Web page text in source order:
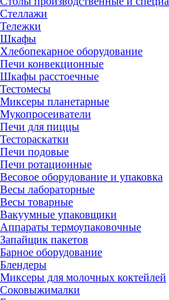
Стеллажи
Тележки
Шкафы
Хлебопекарное оборудование
Печи конвекционные
Шкафы расстоечные
Тестомесы
Миксеры планетарные
Мукопросеиватели
Печи для пиццы
Тестораскатки
Печи подовые
Печи ротационные
Весовое оборудование и упаковка
Весы лабораторные
Весы товарные
Вакуумные упаковщики
Аппараты термоупаковочные
Запайщик пакетов
Барное оборудование
Блендеры
Миксеры для молочных коктейлей
Соковыжималки